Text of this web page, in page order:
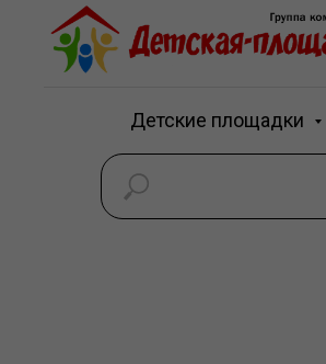
Детские площадки